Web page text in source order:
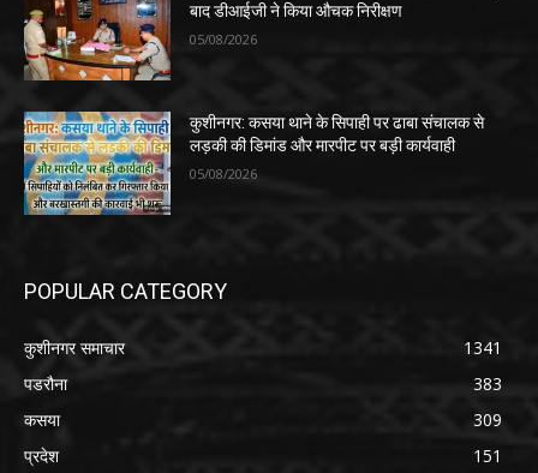
बाद डीआईजी ने किया औचक निरीक्षण
05/08/2026
कुशीनगर: कसया थाने के सिपाही पर ढाबा संचालक से
लड़की की डिमांड और मारपीट पर बड़ी कार्यवाही
05/08/2026
POPULAR CATEGORY
कुशीनगर समाचार
1341
पडरौना
383
कसया
309
प्रदेश
151